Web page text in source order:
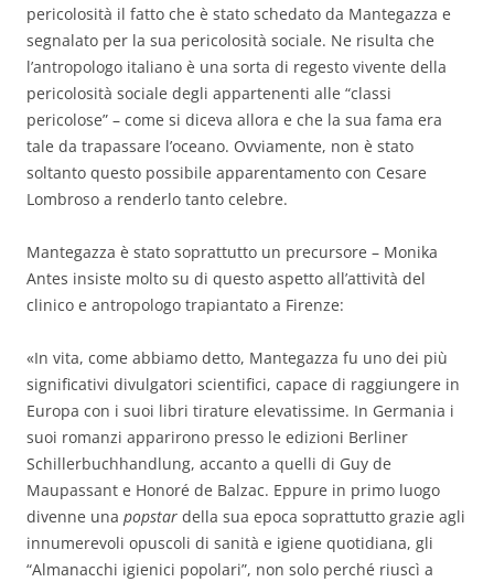
pericolosità il fatto che è stato schedato da Mantegazza e
segnalato per la sua pericolosità sociale. Ne risulta che
l’antropologo italiano è una sorta di regesto vivente della
pericolosità sociale degli appartenenti alle “classi
pericolose” – come si diceva allora e che la sua fama era
tale da trapassare l’oceano. Ovviamente, non è stato
soltanto questo possibile apparentamento con Cesare
Lombroso a renderlo tanto celebre.
Mantegazza è stato soprattutto un precursore – Monika
Antes insiste molto su di questo aspetto all’attività del
clinico e antropologo trapiantato a Firenze:
«In vita, come abbiamo detto, Mantegazza fu uno dei più
significativi divulgatori scientifici, capace di raggiungere in
Europa con i suoi libri tirature elevatissime. In Germania i
suoi romanzi apparirono presso le edizioni Berliner
Schillerbuchhandlung, accanto a quelli di Guy de
Maupassant e Honoré de Balzac. Eppure in primo luogo
divenne una popstar della sua epoca soprattutto grazie agli
innumerevoli opuscoli di sanità e igiene quotidiana, gli
“Almanacchi igienici popolari”, non solo perché riuscì a